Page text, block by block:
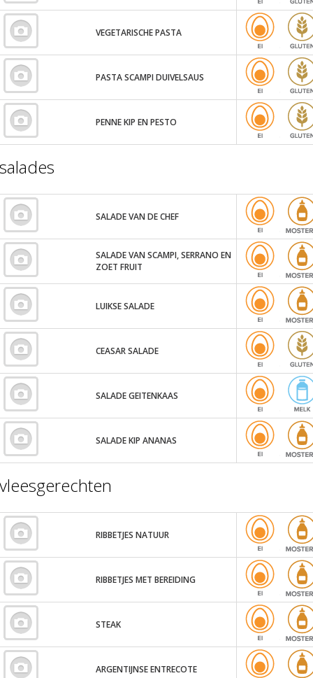
VEGETARISCHE PASTA
PASTA SCAMPI DUIVELSAUS
PENNE KIP EN PESTO
salades
SALADE VAN DE CHEF
SALADE VAN SCAMPI, SERRANO EN
ZOET FRUIT
LUIKSE SALADE
CEASAR SALADE
SALADE GEITENKAAS
SALADE KIP ANANAS
vleesgerechten
RIBBETJES NATUUR
RIBBETJES MET BEREIDING
STEAK
ARGENTIJNSE ENTRECOTE